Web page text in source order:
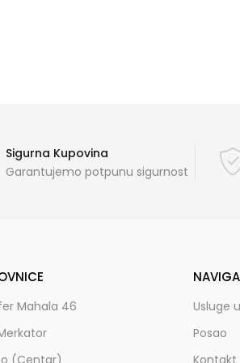
Sigurna Kupovina
Garantujemo potpunu sigurnost
Mahala 46
(Centar)
Usluge
Posao
Kontakt